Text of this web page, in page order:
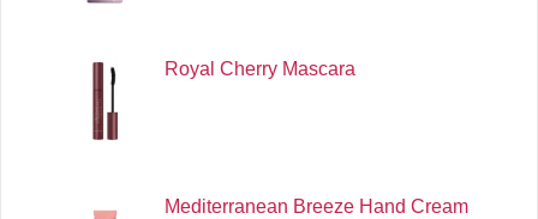
Royal Cherry Mascara
Mediterranean Breeze Hand Cream